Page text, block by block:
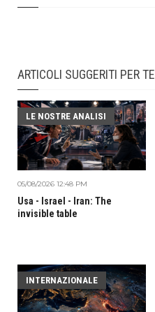
ARTICOLI SUGGERITI PER TE
LE NOSTRE ANALISI
05/08/2026 12:48 PM
Usa - Israel - Iran: The
invisible table
INTERNAZIONALE